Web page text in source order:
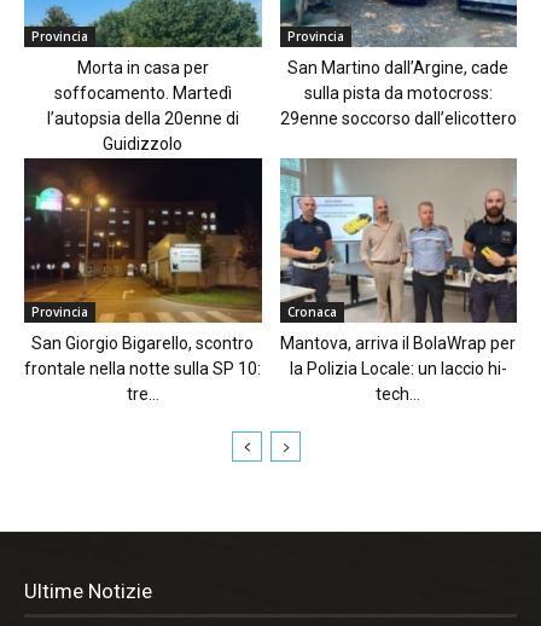
Provincia
Morta in casa per
soffocamento. Martedì
l’autopsia della 20enne di
Guidizzolo
Provincia
San Martino dall’Argine, cade
sulla pista da motocross:
29enne soccorso dall’elicottero
Provincia
San Giorgio Bigarello, scontro
frontale nella notte sulla SP 10:
tre...
Cronaca
Mantova, arriva il BolaWrap per
la Polizia Locale: un laccio hi-
tech...
Ultime Notizie